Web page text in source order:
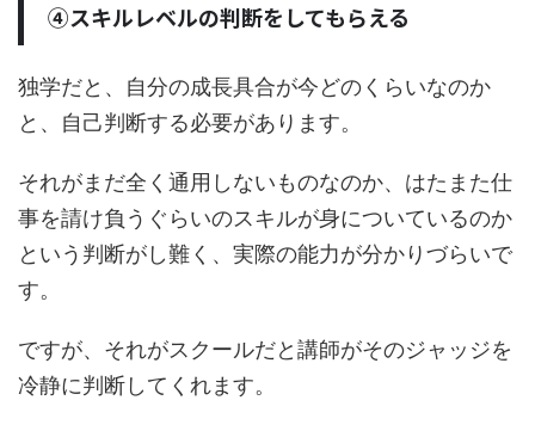
④スキルレベルの判断をしてもらえる
独学だと、自分の成長具合が今どのくらいなのか
と、自己判断する必要があります。
それがまだ全く通用しないものなのか、はたまた仕
事を請け負うぐらいのスキルが身についているのか
という判断がし難く、実際の能力が分かりづらいで
す。
ですが、それがスクールだと講師がそのジャッジを
冷静に判断してくれます。